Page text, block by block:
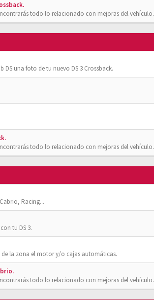
todo lo relacionado con mejoras del vehículo.
una foto de tu nuevo DS 3 Crossback.
todo lo relacionado con mejoras del vehículo.
Racing...
tu DS 3.
de la zona el motor y/o cajas automáticas.
todo lo relacionado con mejoras del vehículo.